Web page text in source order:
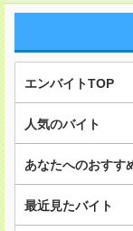
エンバイトTOP
人気のバイト
あなたへのおすす
最近見たバイト